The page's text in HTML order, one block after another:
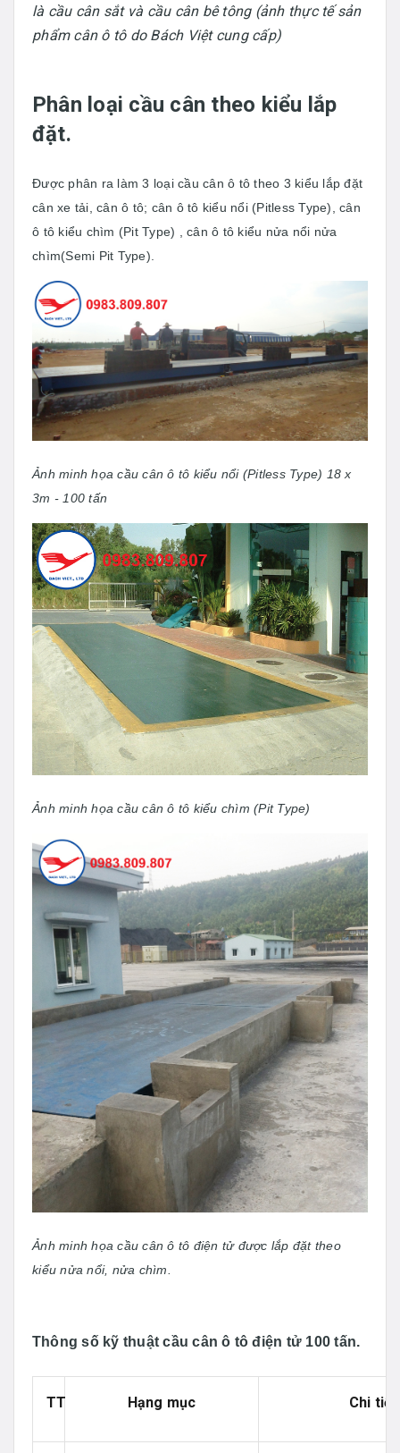
là cầu cân sắt và cầu cân bê tông (ảnh thực tế sản
phẩm cân ô tô do Bách Việt cung cấp)
Phân loại cầu cân theo kiểu lắp
đặt.
Được phân ra làm 3 loại cầu cân ô tô theo 3 kiểu lắp đặt
cân xe tải, cân ô tô; cân ô tô kiểu nổi (Pitless Type), cân
ô tô kiểu chìm (Pit Type) , cân ô tô kiểu nửa nổi nửa
chìm(Semi Pit Type).
Ảnh minh họa cầu cân ô tô kiểu nổi (Pitless Type) 18 x
3m - 100 tấn
Ảnh minh họa cầu cân ô tô kiểu chìm (Pit Type)
Ảnh minh họa cầu cân ô tô điện tử được lắp đặt theo
kiểu nửa nổi, nửa chìm.
Thông số kỹ thuật cầu cân ô tô điện tử 100 tấn.
TT Hạng mục Chi